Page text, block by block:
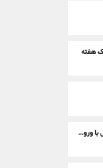
بورس 9 تیر 1405؛ رشد 68 هزار واحدی شاخص کل با ورود 3 همت پول حقیقی